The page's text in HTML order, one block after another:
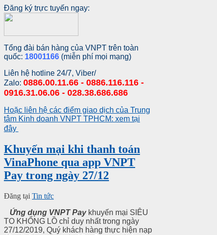
Đăng ký trực tuyến ngay:
Tổng đài bán hàng của VNPT trên toàn
quốc: 18001166 (miễn phí mọi mạng)
Liên hệ hotline 24/7, Viber/
Zalo: 0886.00.11.66 - 0886.116.116 -
0916.31.06.06 - 028.38.686.686
Hoặc liên hệ các điểm giao dịch của Trung
tâm Kinh doanh VNPT TPHCM: xem tại
đây
Khuyến mại khi thanh toán
VinaPhone qua app VNPT
Pay trong ngày 27/12
Đăng tại Tin tức
Ứng dụng VNPT Paykhuyến mại SIÊU
TO KHỔNG LỒ chỉ duy nhất trong ngày
27/12/2019, Quý khách hàng thực hiện nạp